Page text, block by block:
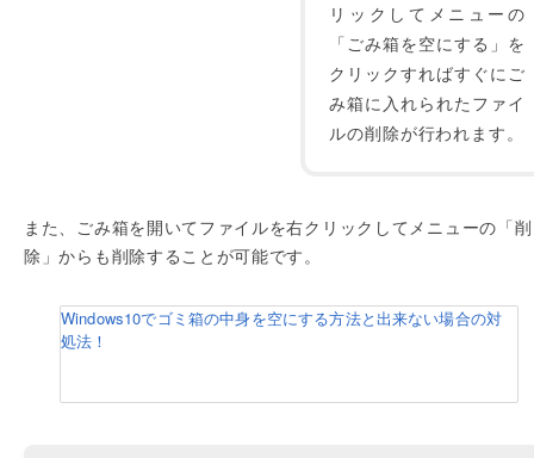
リックしてメニューの
「ごみ箱を空にする」を
クリックすればすぐにご
み箱に入れられたファイ
ルの削除が行われます。
また、ごみ箱を開いてファイルを右クリックしてメニューの「削
除」からも削除することが可能です。
Windows10でゴミ箱の中身を空にする方法と出来ない場合の対
処法！